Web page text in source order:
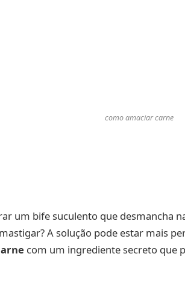
como amaciar carne
um bife suculento que desmancha
A solução pode estar mais
com um ingrediente secreto que